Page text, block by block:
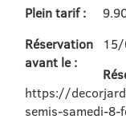
Plein tarif :
Réservation
avant le :
https://
semis-samedi-